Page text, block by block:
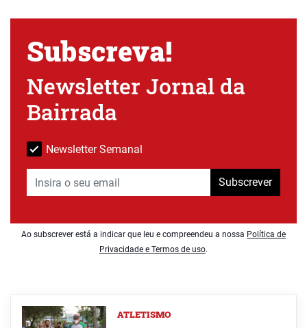
Subscreva!
Newsletter Jornal da
Bairrada
Newsletter Semanal
Subscrever
Ao subscrever está a indicar que leu e compreendeu a nossa Política de
Privacidade e Termos de uso.
ATLETISMO